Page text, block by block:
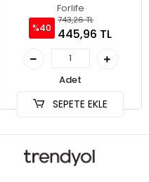
Forlife
%40
743,26 TL
445,96 TL
Adet
SEPETE EKLE